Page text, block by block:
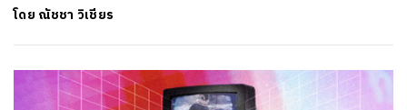
โดย ณัชชา วิเชียร